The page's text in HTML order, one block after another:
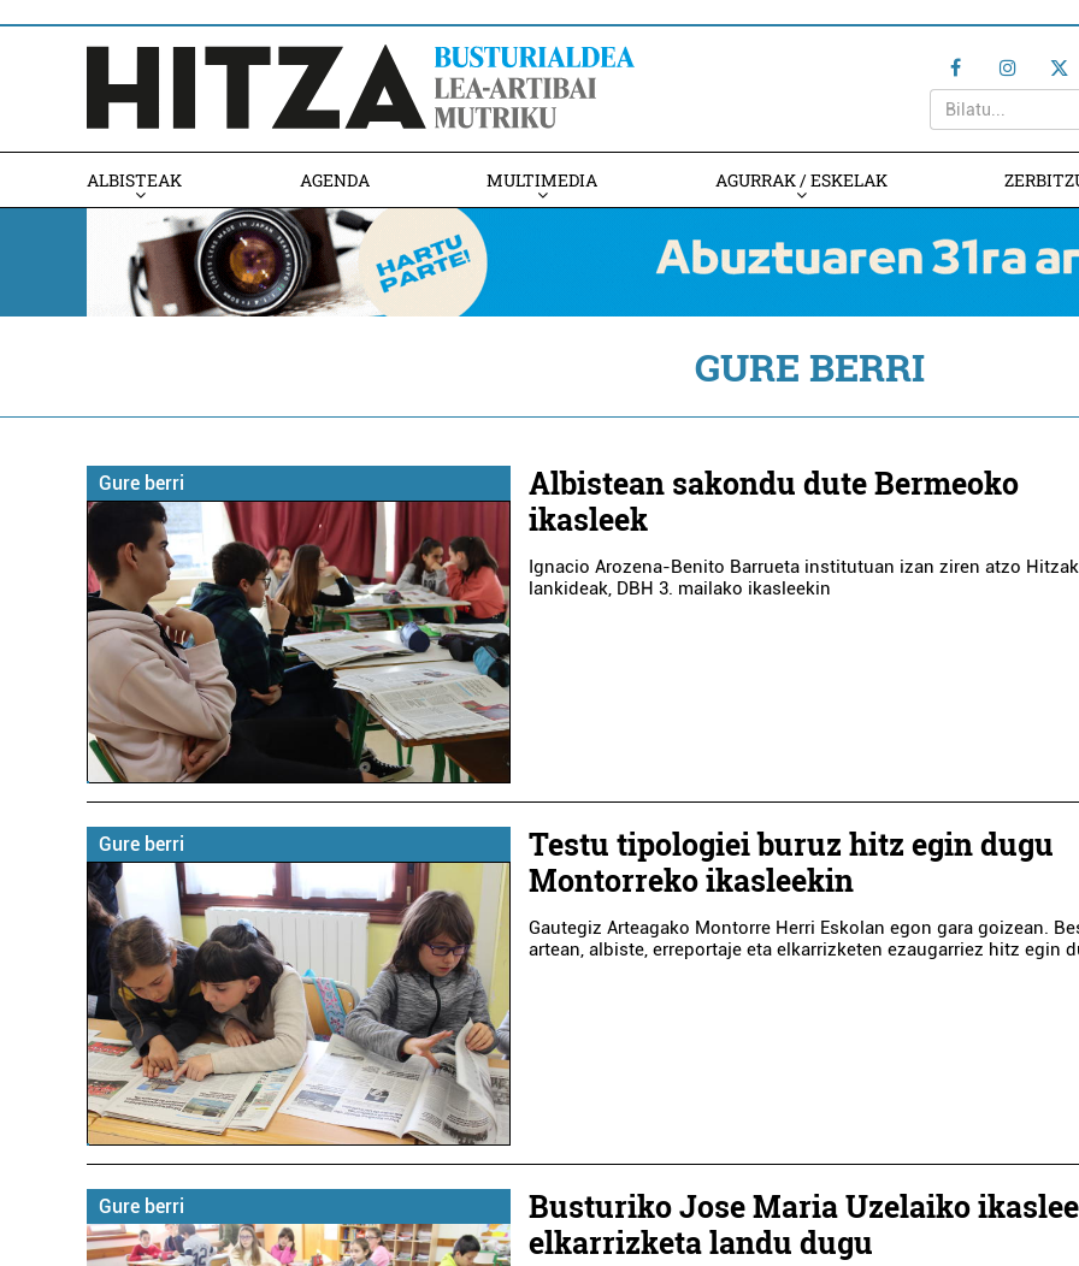
ALBISTEAK AGENDA MULTIMEDIA AGURRAK / ESKELAK
GURE BERRI
Gure berri
Albistean sakondu dute Bermeoko
ikasleek
Ignacio Arozena-Benito Barrueta institutuan izan ziren atzo
lankideak, DBH 3. mailako ikasleekin
Gure berri
Testu tipologiei buruz hitz egin dugu
Montorreko ikasleekin
Gautegiz Arteagako Montorre Herri Eskolan egon gara goizean.
artean, albiste, erreportaje eta elkarrizketen ezaugarriez hitz egin
Gure berri
Busturiko Jose Maria Uzelaiko
elkarrizketa landu dugu